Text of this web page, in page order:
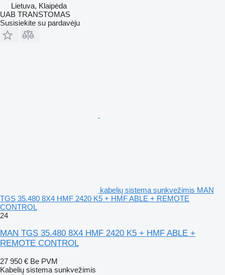
Lietuva, Klaipėda
UAB TRANSTOMAS
Susisiekite su pardavėju
kabelių sistema sunkvežimis MAN
TGS 35.480 8X4 HMF 2420 K5 + HMF ABLE + REMOTE
CONTROL
24
MAN TGS 35.480 8X4 HMF 2420 K5 + HMF ABLE +
REMOTE CONTROL
27 950 € Be PVM
Kabelių sistema sunkvežimis